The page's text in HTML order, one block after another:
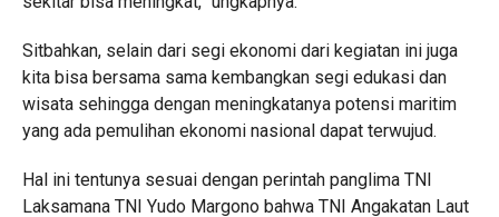
Sitbahkan, selain dari segi ekonomi dari kegiatan ini juga
kita bisa bersama sama kembangkan segi edukasi dan
wisata sehingga dengan meningkatanya potensi maritim
yang ada pemulihan ekonomi nasional dapat terwujud.
Hal ini tentunya sesuai dengan perintah panglima TNI
Laksamana TNI Yudo Margono bahwa TNI Angakatan Laut